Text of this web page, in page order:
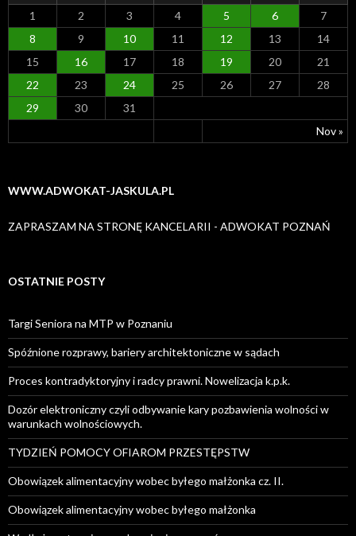
Nov »
1 2 3 4 5 6
7
8
9 10 11 12 13
14
15
16 17 18 19 20
21
22
23 24 25 26 27
28
29
30 31
WWW.ADWOKAT-JASKULA.PL
ZAPRASZAM NA STRONĘ KANCELARII - ADWOKAT POZNAŃ
OSTATNIE POSTY
Targi Seniora na MTP w Poznaniu
Spóźnione rozprawy, bariery architektoniczne w sądach
Proces kontradyktoryjny i radcy prawni. Nowelizacja k.p.k.
Dozór elektroniczny czyli odbywanie kary pozbawienia wolności w
warunkach wolnościowych.
TYDZIEŃ POMOCY OFIAROM PRZESTĘPSTW
Obowiązek alimentacyjny wobec byłego małżonka cz. II.
Obowiązek alimentacyjny wobec byłego małżonka